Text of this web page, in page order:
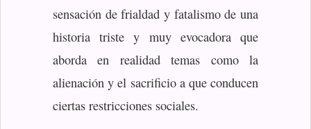
sensación de frialdad y fatalismo de una
historia triste y muy evocadora que
aborda en realidad temas como la
alienación y el sacrificio a que conducen
ciertas restricciones sociales.